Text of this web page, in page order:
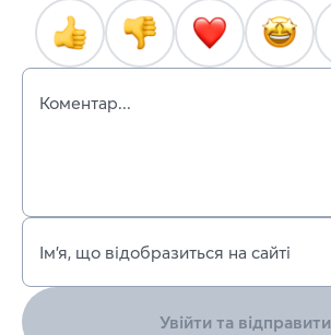
Коментар...
Ім’я, що відобразиться на сайті
Увійти та відправити